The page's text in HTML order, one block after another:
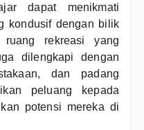
dapat menikmati
kondusif dengan bilik
rekreasi yang
dilengkapi dengan
dan padang
peluang kepada
potensi mereka di